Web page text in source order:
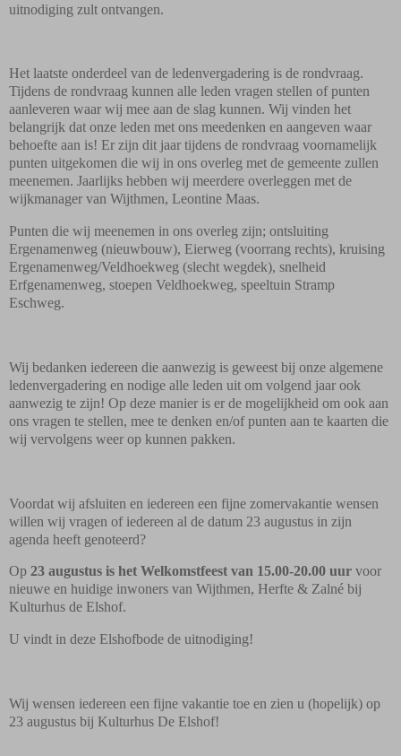
uitnodiging zult ontvangen.
Het laatste onderdeel van de ledenvergadering is de rondvraag.
Tijdens de rondvraag kunnen alle leden vragen stellen of punten
aanleveren waar wij mee aan de slag kunnen. Wij vinden het
belangrijk dat onze leden met ons meedenken en aangeven waar
behoefte aan is! Er zijn dit jaar tijdens de rondvraag voornamelijk
punten uitgekomen die wij in ons overleg met de gemeente zullen
meenemen. Jaarlijks hebben wij meerdere overleggen met de
wijkmanager van Wijthmen, Leontine Maas.
Punten die wij meenemen in ons overleg zijn; ontsluiting
Ergenamenweg (nieuwbouw), Eierweg (voorrang rechts), kruising
Ergenamenweg/Veldhoekweg (slecht wegdek), snelheid
Erfgenamenweg, stoepen Veldhoekweg, speeltuin Stramp
Eschweg.
Wij bedanken iedereen die aanwezig is geweest bij onze algemene
ledenvergadering en nodige alle leden uit om volgend jaar ook
aanwezig te zijn! Op deze manier is er de mogelijkheid om ook aan
ons vragen te stellen, mee te denken en/of punten aan te kaarten die
wij vervolgens weer op kunnen pakken.
Voordat wij afsluiten en iedereen een fijne zomervakantie wensen
willen wij vragen of iedereen al de datum 23 augustus in zijn
agenda heeft genoteerd?
Op 23 augustus is het Welkomstfeest van 15.00-20.00 uur voor
nieuwe en huidige inwoners van Wijthmen, Herfte & Zalné bij
Kulturhus de Elshof.
U vindt in deze Elshofbode de uitnodiging!
Wij wensen iedereen een fijne vakantie toe en zien u (hopelijk) op
23 augustus bij Kulturhus De Elshof!